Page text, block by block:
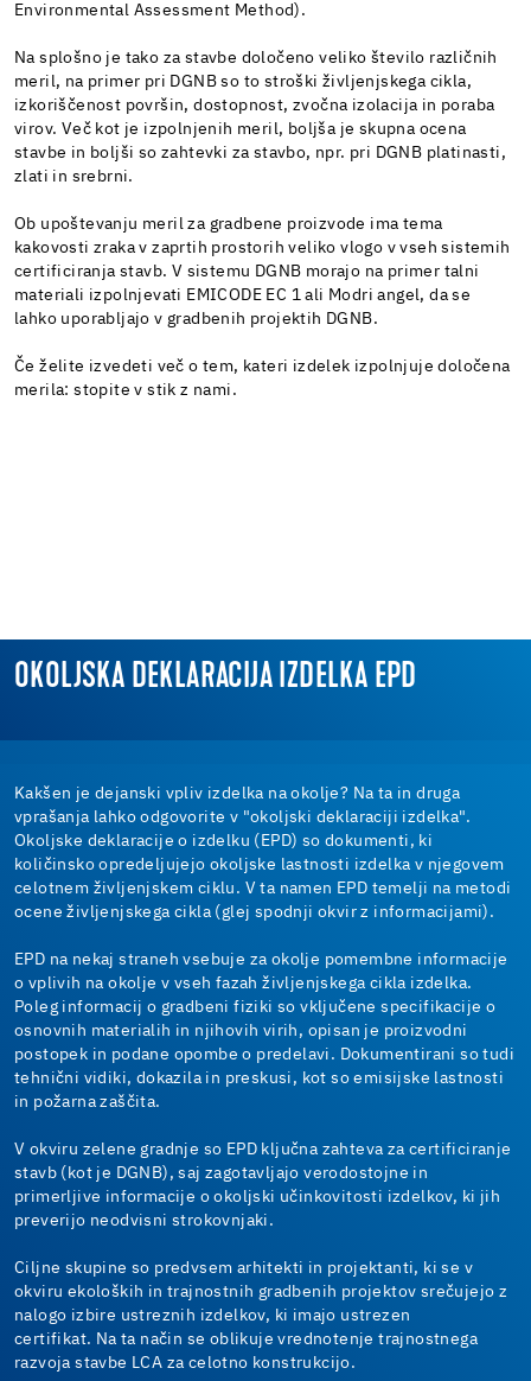
Environmental Assessment Method).
Na splošno je tako za stavbe določeno veliko število različnih
meril, na primer pri DGNB so to stroški življenjskega cikla,
izkoriščenost površin, dostopnost, zvočna izolacija in poraba
virov. Več kot je izpolnjenih meril, boljša je skupna ocena
stavbe in boljši so zahtevki za stavbo, npr. pri DGNB platinasti,
zlati in srebrni.
Ob upoštevanju meril za gradbene proizvode ima tema
kakovosti zraka v zaprtih prostorih veliko vlogo v vseh sistemih
certificiranja stavb. V sistemu DGNB morajo na primer talni
materiali izpolnjevati EMICODE EC 1 ali Modri angel, da se
lahko uporabljajo v gradbenih projektih DGNB.
Če želite izvedeti več o tem, kateri izdelek izpolnjuje določena
merila: stopite v stik z nami.
OKOLJSKA DEKLARACIJA IZDELKA EPD
Kakšen je dejanski vpliv izdelka na okolje? Na ta in druga
vprašanja lahko odgovorite v "okoljski deklaraciji izdelka".
Okoljske deklaracije o izdelku (EPD) so dokumenti, ki
količinsko opredeljujejo okoljske lastnosti izdelka v njegovem
celotnem življenjskem ciklu. V ta namen EPD temelji na metodi
ocene življenjskega cikla (glej spodnji okvir z informacijami).
EPD na nekaj straneh vsebuje za okolje pomembne informacije
o vplivih na okolje v vseh fazah življenjskega cikla izdelka.
Poleg informacij o gradbeni fiziki so vključene specifikacije o
osnovnih materialih in njihovih virih, opisan je proizvodni
postopek in podane opombe o predelavi. Dokumentirani so tudi
tehnični vidiki, dokazila in preskusi, kot so emisijske lastnosti
in požarna zaščita.
V okviru zelene gradnje so EPD ključna zahteva za certificiranje
stavb (kot je DGNB), saj zagotavljajo verodostojne in
primerljive informacije o okoljski učinkovitosti izdelkov, ki jih
preverijo neodvisni strokovnjaki.
Ciljne skupine so predvsem arhitekti in projektanti, ki se v
okviru ekoloških in trajnostnih gradbenih projektov srečujejo z
nalogo izbire ustreznih izdelkov, ki imajo ustrezen
certifikat. Na ta način se oblikuje vrednotenje trajnostnega
razvoja stavbe LCA za celotno konstrukcijo.